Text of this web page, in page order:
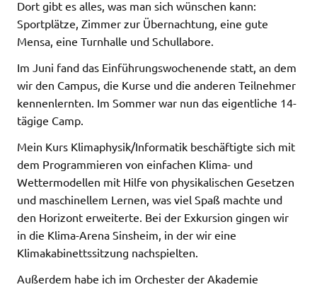
Dort gibt es alles, was man sich wünschen kann:
Sportplätze, Zimmer zur Übernachtung, eine gute
Mensa, eine Turnhalle und Schullabore.
Im Juni fand das Einführungswochenende statt, an dem
wir den Campus, die Kurse und die anderen Teilnehmer
kennenlernten. Im Sommer war nun das eigentliche 14-
tägige Camp.
Mein Kurs Klimaphysik/Informatik beschäftigte sich mit
dem Programmieren von einfachen Klima- und
Wettermodellen mit Hilfe von physikalischen Gesetzen
und maschinellem Lernen, was viel Spaß machte und
den Horizont erweiterte. Bei der Exkursion gingen wir
in die Klima-Arena Sinsheim, in der wir eine
Klimakabinettssitzung nachspielten.
Außerdem habe ich im Orchester der Akademie